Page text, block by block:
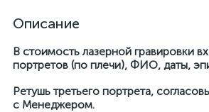
Описание
В стоимость лазерной гравировки
портретов (по плечи), ФИО, даты,
Ретушь третьего портрета,
с Менеджером.